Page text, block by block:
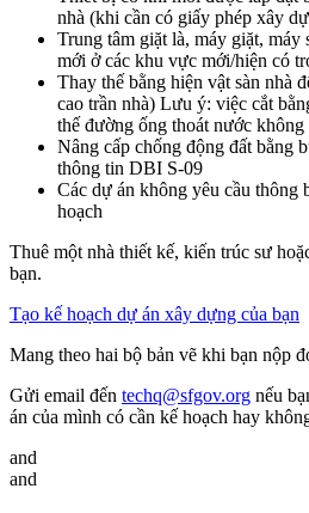
nhà (khi cần có giấy phép xây
Trung tâm giặt là, máy giặt, máy
mới ở các khu vực mới/hiện có
Thay thế bằng hiện vật sàn nhà
cao trần nhà) Lưu ý: việc cắt
thế đường ống thoát nước không
Nâng cấp chống động đất bằng
thông tin DBI S-09
Các dự án không yêu cầu thông
hoạch
Thuê một nhà thiết kế, kiến trúc sư
bạn.
Tạo kế hoạch dự án xây dựng của bạn
Mang theo hai bộ bản vẽ khi bạn nộp
Gửi email đến techq@sfgov.org nếu
án của mình có cần kế hoạch hay
and
and